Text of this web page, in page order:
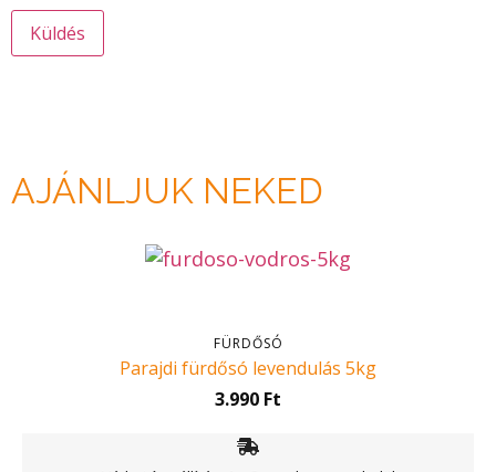
AJÁNLJUK NEKED
FÜRDŐSÓ
Parajdi fürdősó levendulás 5kg
3.990 Ft